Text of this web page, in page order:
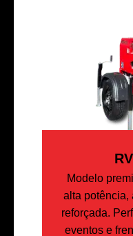
Modelo
alta potência,
reforçada.
eventos e